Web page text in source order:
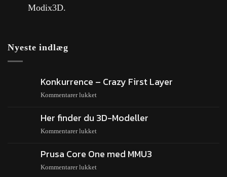
Modix3D.
Nyeste indlæg
Konkurrence – Crazy First Layer
Kommentarer lukket
Her finder du 3D-Modeller
Kommentarer lukket
Prusa Core One med MMU3
Kommentarer lukket